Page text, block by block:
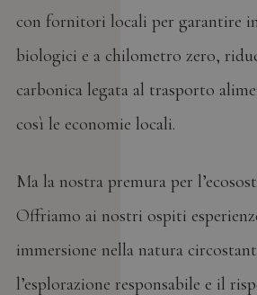
con fornitori locali per garantire
biologici e a chilometro zero,
carbonica legata al trasporto
così le economie locali.
Ma la nostra premura per
Offriamo ai nostri ospiti
immersione nella natura
l’esplorazione responsabile e il